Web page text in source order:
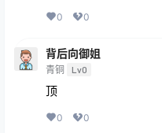
0 0
背后向御姐
青铜 Lv0
顶
0 0